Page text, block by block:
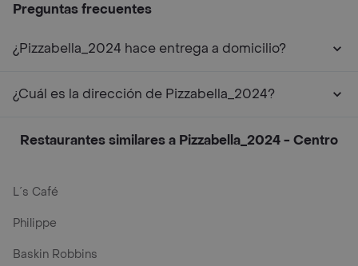
Preguntas frecuentes
¿Pizzabella_2024 hace entrega a domicilio?
¿Cuál es la dirección de Pizzabella_2024?
Restaurantes similares a Pizzabella_2024 - Centro
L´s Café
Philippe
Baskin Robbins